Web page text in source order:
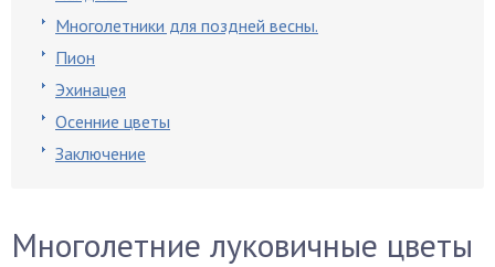
Многолетники для поздней весны.
Пион
Эхинацея
Осенние цветы
Заключение
Многолетние луковичные цветы